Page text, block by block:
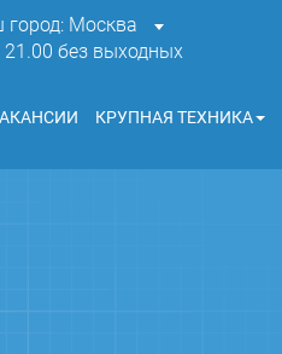
город: Москва
21.00 без выходных
КРУПНАЯ ТЕХНИКА